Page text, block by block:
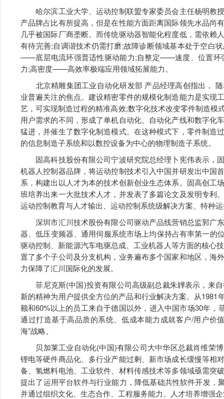
哈尔滨工业大学、运动控制联盟专家委员会主任杨明教
产品牌占比有所提高，但是在性能方面距离国际领先水品尚
几乎被国际厂商垄断。而传统驱动器智能化程度低，需依
有待完善;自调谐技术仍需打磨;故障诊断领域基本处于空白
——底层电流环强普适性驱动能力;自整定——速度、位置
力;高密度——高效率极端应用领域拓展能力。
北京精雕集团工业自动化研发部 产品经理高创指出，
业普遍关注的焦点。建设精密零件的规模化制造能力是实现
艺，可实现制造过程的精准高效;数字化技术改变零件制造
用户需求的不同，形成了单机自动化、自动化产线和数字化
猛进，并催生了数字化制造模式。在这种模式下，零件制造
的信息制造子系统和以数控设备为中心的物理制造子系统。
固高科技股份有限公司宁波研究院总经理卜宪伟表示，
机器人控制器品牌，将运动控制技术引入中国并研发出中国
系，构建出以人才为本的技术创新创业生态体系。固高创工
班培养出来一大批技术人才，并发表了多篇论文及发明专利
运动控制教育与人才输出、运动控制系统级解决方案、特种
深圳市汇川技术股份有限公司驱动产品线营销总监郭广
器、低压变频器、通用伺服系统市场上均保持占有率第一的
驱动控制、新能源汽车电驱总成、工业机器人等方面的核心
置了多个子公司及分支机构，业务遍布多个国家和地区，
力保障了汇川国际化的发展。
菲尼克斯(中国)投资有限公司高级副总裁朱韡表示，来自
新的精神为用户提供全方位的产品和行业解决方案。从
额和60%以上的员工来自于德国以外，进入中国市场30年，
通过打造基于高品质的系统、低成本能力成就客户/用户价
海”战略。
贝加莱工业自动化(中国)有限公司大中华区总裁肖维荣
锂电等硬件商品化、多行业产能过剩、新市场成长缓慢等相
备、氢燃料电池、工业软件、材料传感技术等多领域亟需突
提出了运用平台软件与行业能力，降低基础共性软件开发，
并通过组织文化、生态合作、工程服务能力、人才培养增强